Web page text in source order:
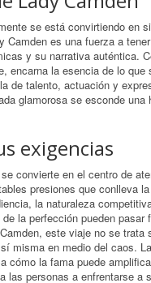
se está convirtiendo en
Camden es una fuerza a
y su narrativa auténtica.
encarna la esencia de lo
de talento, actuación y
glamorosa se esconde una
exigencias
convierte en el centro de
presiones que conlleva
la naturaleza
la perfección pueden pasar
este viaje no se trata
misma en medio del caos.
cómo la fama puede
las personas a enfrentarse a